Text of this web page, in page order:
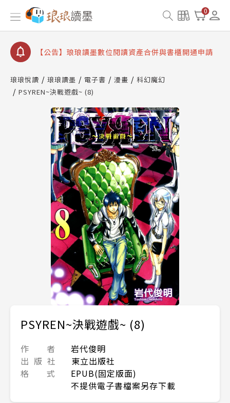
0
【公告】琅琅書店服務升級重要說明及資產合併結果
查詢
【公告】因 Readmoo 讀墨系統維護中，本站同步暫
【公告】琅琅讀墨數位閱讀資產合併與書櫃開通申請
【公告】琅琅讀墨 3 分鐘完成書櫃開通與資產合併申
請圖文教學
【公告】琅琅書店服務升級重要說明及資產合併結果
查詢
【公告】因 Readmoo 讀墨系統維護中，本站同步暫
停部分閱讀服務
琅琅悅讀 琅琅讀墨 電子書 漫畫
科幻魔幻
PSYREN~決戰遊戲~ (8)
PSYREN~決戰遊戲~ (8)
作 者
岩代俊明
出 版 社
東立出版社
格 式
EPUB(固定版面)
不提供電子書檔案另存下載